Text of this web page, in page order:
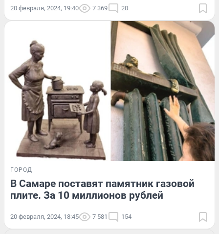
20 февраля, 2024, 19:40 7 369 20
ГОРОД
В Самаре поставят памятник газовой
плите. За 10 миллионов рублей
20 февраля, 2024, 18:45 7 581 154